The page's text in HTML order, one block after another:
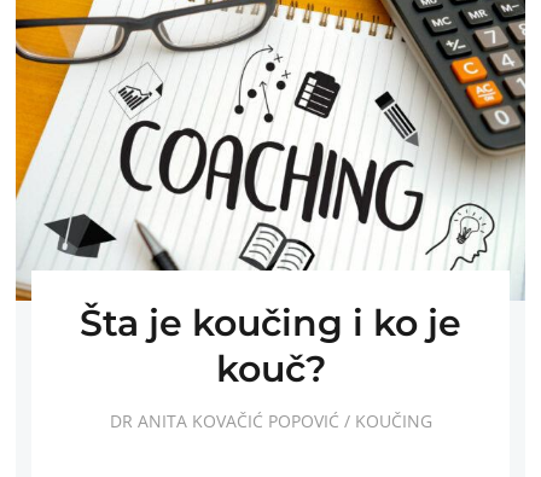
Šta je koučing i ko je
kouč?
DR ANITA KOVAČIĆ POPOVIĆ / KOUČING